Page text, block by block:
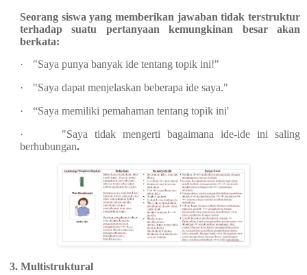
Seorang siswa yang memberikan jawaban tidak terstruktur
terhadap suatu pertanyaan kemungkinan besar akan
berkata:
·
"Saya punya banyak ide tentang topik ini!"
·
"Saya dapat menjelaskan beberapa ide saya."
·
“Saya memiliki pemahaman tentang topik ini'
·
"Saya tidak mengerti bagaimana ide-ide ini saling
berhubungan.
3. Multistruktural